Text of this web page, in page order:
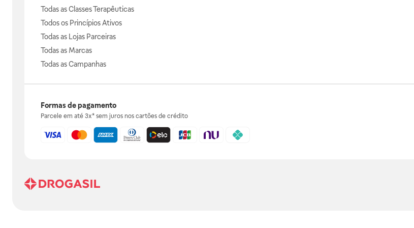
Todas as Classes Terapêuticas
Todos os Princípios Ativos
Todas as Lojas Parceiras
Todas as Marcas
Todas as Campanhas
Formas de pagamento
Parcele em até 3x* sem juros nos cartões de crédito